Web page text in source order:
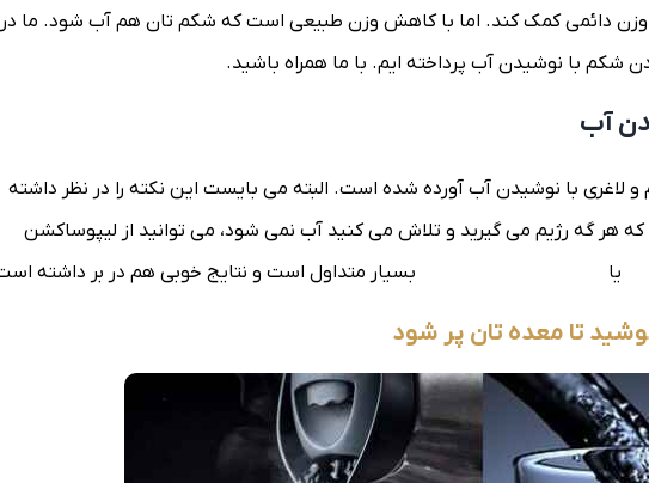
دائمی کمک کند. اما با کاهش وزن طبیعی است که شکم تان هم آب شود. ما
با نوشیدن آب پرداخته ایم. با ما همراه باشید.
آب
لاغری با نوشیدن آب آورده شده است. البته می بایست این نکته را در نظر داشته
هر گه رژیم می گیرید و تلاش می کنید آب نمی شود، می توانید از لیپوساکشن
یا بسیار متداول است و نتایج خوبی هم در بر داشته